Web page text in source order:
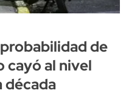
de
cayó al nivel
década